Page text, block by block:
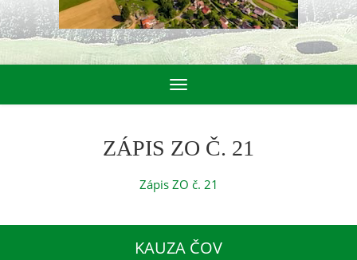
Toggle
navigation
ZÁPIS ZO Č. 21
Zápis ZO č. 21
KAUZA ČOV